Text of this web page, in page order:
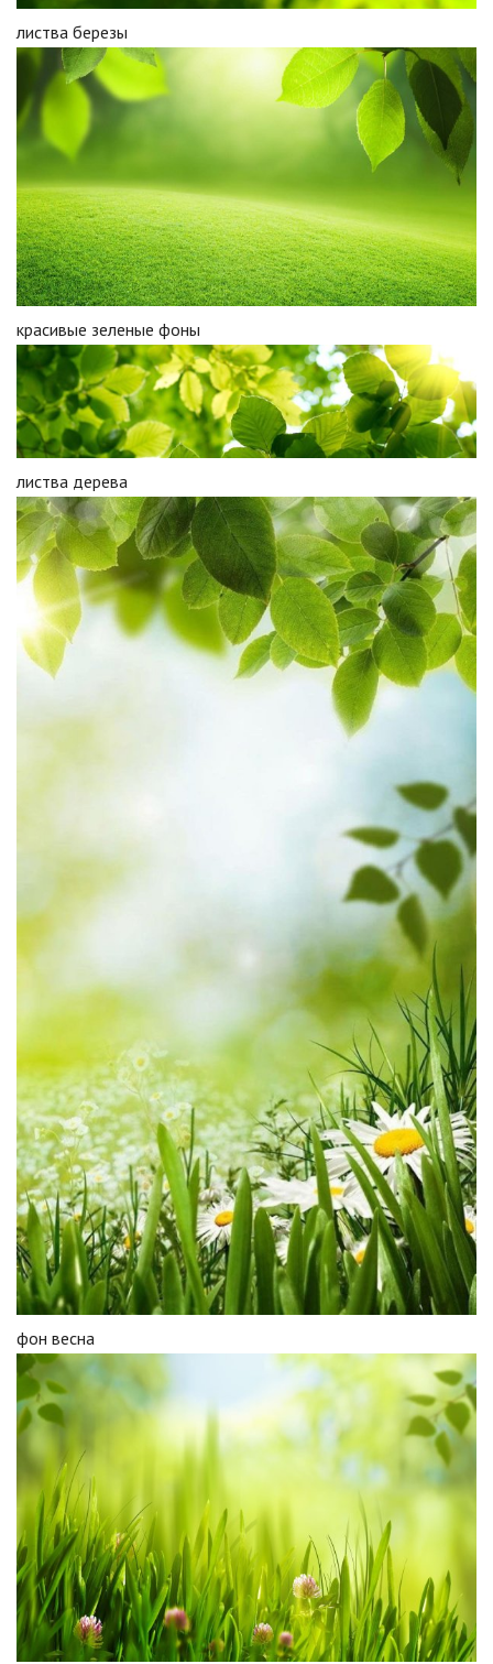
листва березы
красивые зеленые фоны
листва дерева
фон весна